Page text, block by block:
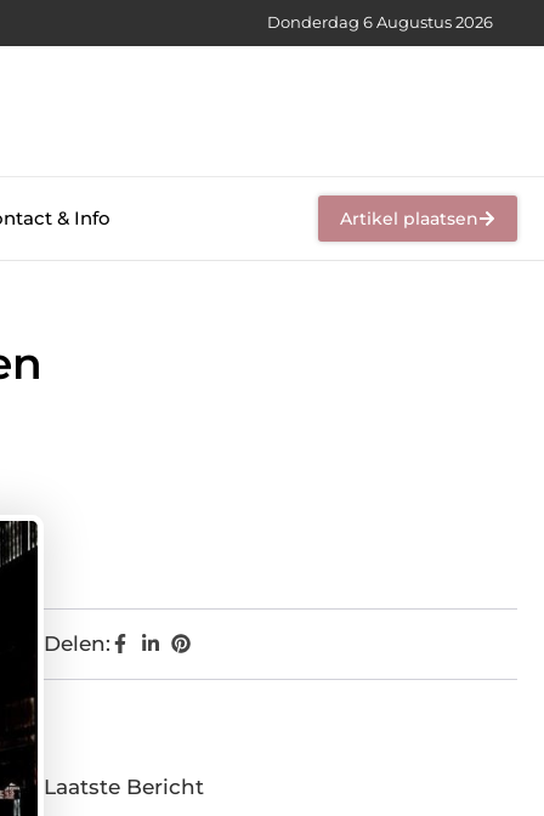
Donderdag 6 Augustus 2026
& Info Artikel plaatsen
Delen:
Laatste Bericht